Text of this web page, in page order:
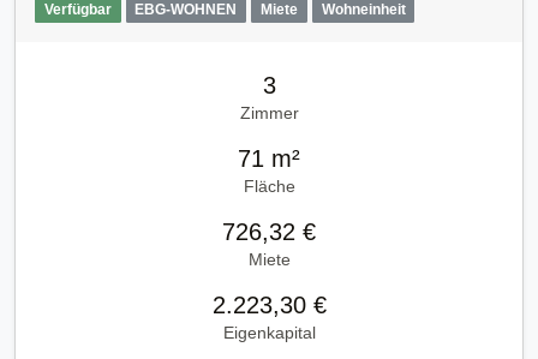
Verfügbar EBG-WOHNEN Miete Wohneinheit
3
Zimmer
71 m²
Fläche
726,32 €
Miete
2.223,30 €
Eigenkapital